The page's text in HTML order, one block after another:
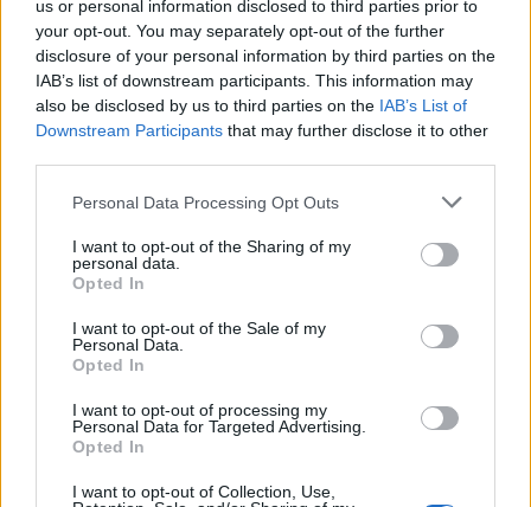
us or personal information disclosed to third parties prior to
your opt-out. You may separately opt-out of the further
disclosure of your personal information by third parties on the
IAB’s list of downstream participants. This information may
also be disclosed by us to third parties on the IAB’s List of
Downstream Participants that may further disclose it to other
Personal Data Processing Opt Outs
I want to opt-out of the Sharing of my
personal data.
Opted In
I want to opt-out of the Sale of my
Personal Data.
Opted In
I want to opt-out of processing my
Personal Data for Targeted Advertising.
Opted In
I want to opt-out of Collection, Use,
17:10
Σε κατάσταση κινητοποίησης αύριο Σάββατο η Κρήτη
λόγω πολύ υψηλού κινδύνου πυρκαγιάς
16:55
Οι τουαλέτες στην Κνωσό και η μπάρα στο φαράγγι της
μονάδων στο Λασίθι
Στο ΥΠΕΝ οι προτάσεις του ΤΕΕ/ΤΑΚ για το μέλλον της
βιομηχανίας στην Κρήτη
ΠΕΡΙΣΣΟΤΕΡΑ